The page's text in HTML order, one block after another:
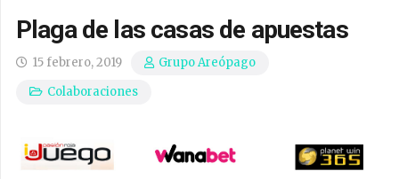
Plaga de las casas de apuestas
15 febrero, 2019
Grupo Areópago
Colaboraciones